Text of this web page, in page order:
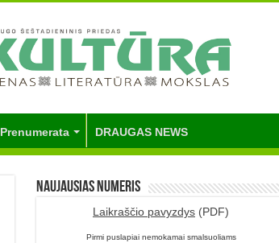
Prenumerata DRAUGAS NEWS
Naujausias numeris
Laikraščio pavyzdys (PDF)
Pirmi puslapiai nemokamai smalsuoliams